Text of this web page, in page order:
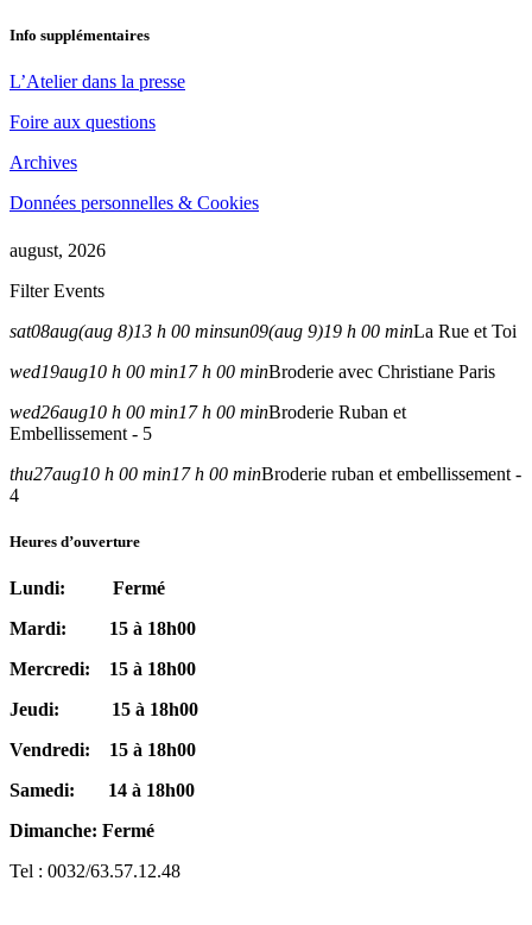
Info supplémentaires
L’Atelier dans la presse
Foire aux questions
Archives
Données personnelles & Cookies
august, 2026
Filter Events
sat08aug(aug 8)13 h 00 minsun09(aug 9)19 h 00 minLa Rue et Toi
wed19aug10 h 00 min17 h 00 minBroderie avec Christiane Paris
wed26aug10 h 00 min17 h 00 minBroderie Ruban et
Embellissement - 5
thu27aug10 h 00 min17 h 00 minBroderie ruban et embellissement -
4
Heures d’ouverture
Lundi: Fermé
Mardi: 15 à 18h00
Mercredi: 15 à 18h00
Jeudi: 15 à 18h00
Vendredi: 15 à 18h00
Samedi: 14 à 18h00
Dimanche: Fermé
Tel : 0032/63.57.12.48